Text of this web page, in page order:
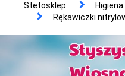
Stetosklep
Rękawiczki